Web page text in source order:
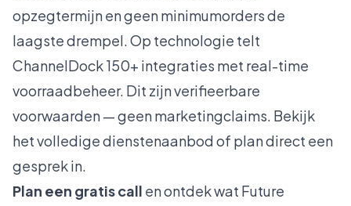
opzegtermijn en geen minimumorders de
laagste drempel. Op technologie telt
ChannelDock 150+ integraties met real-time
voorraadbeheer. Dit zijn verifieerbare
voorwaarden — geen marketingclaims. Bekijk
het volledigedienstenaanbodof plan direct een
gesprek in.
Plan een gratis call en ontdek wat Future